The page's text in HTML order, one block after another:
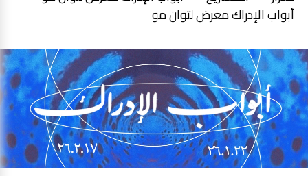
أبواب الإدراك معرض لتوان مو